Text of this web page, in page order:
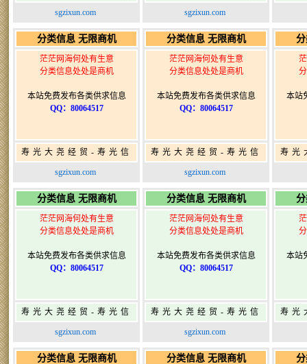
息网-免费信息发布网-
sgzixun.com
息网-免费信息发布网-
sgzixun.com
分类信息 无限商机
茫茫网海何处有生意
分类信息处处是商机
本站免费发布各类供求信息
QQ：80064517
寿光大尧经贸-寿光信
息网-免费信息发布网-
sgzixun.com
分类信息 无限商机
茫茫网海何处有生意
分类信息处处是商机
本站免费发布各类供求信息
QQ：80064517
寿光大尧经贸-寿光信
息网-免费信息发布网-
sgzixun.com
本站
寿光
分类信息 无限商机
茫茫网海何处有生意
分类信息处处是商机
本站免费发布各类供求信息
QQ：80064517
寿光大尧经贸-寿光信
息网-免费信息发布网-
sgzixun.com
分类信息 无限商机
茫茫网海何处有生意
分类信息处处是商机
本站免费发布各类供求信息
QQ：80064517
寿光大尧经贸-寿光信
息网-免费信息发布网-
sgzixun.com
本站
寿光
分类信息 无限商机 分类信息 无限商机